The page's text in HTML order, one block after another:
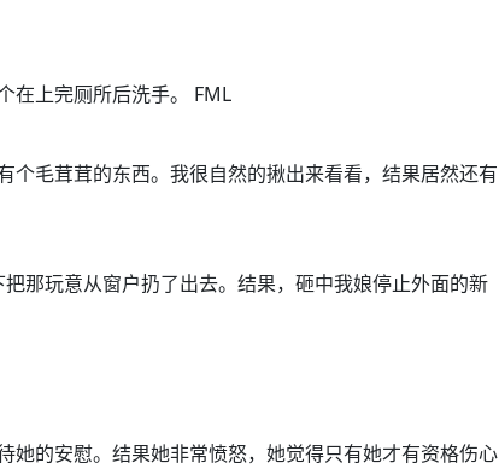
在上完厕所后洗手。 FML
个毛茸茸的东西。我很自然的揪出来看看，结果居然还有
那玩意从窗户扔了出去。结果，砸中我娘停止外面的新
她的安慰。结果她非常愤怒，她觉得只有她才有资格伤心